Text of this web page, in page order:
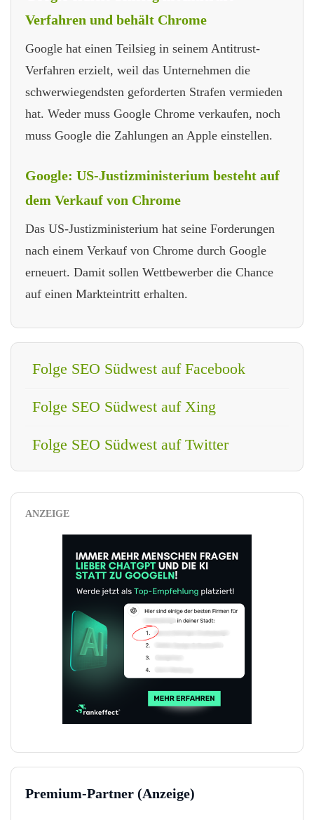
Verfahren und behält Chrome
Google hat einen Teilsieg in seinem Antitrust-
Verfahren erzielt, weil das Unternehmen die
schwerwiegendsten geforderten Strafen vermieden
hat. Weder muss Google Chrome verkaufen, noch
muss Google die Zahlungen an Apple einstellen.
Google: US-Justizministerium besteht auf
dem Verkauf von Chrome
Das US-Justizministerium hat seine Forderungen
nach einem Verkauf von Chrome durch Google
erneuert. Damit sollen Wettbewerber die Chance
auf einen Markteintritt erhalten.
Folge SEO Südwest auf Facebook
Folge SEO Südwest auf Xing
Folge SEO Südwest auf Twitter
ANZEIGE
Premium-Partner (Anzeige)